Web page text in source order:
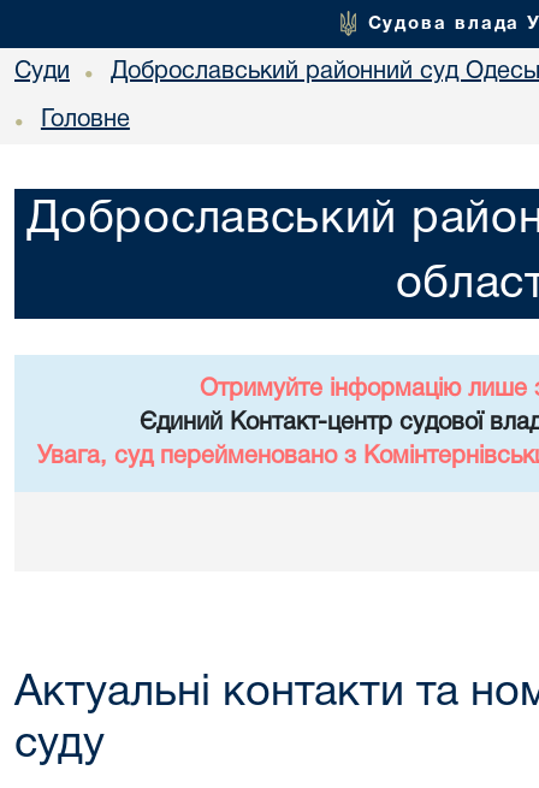
Судова влада
Суди • Доброславський районний суд
• Головне
Доброславський
Отримуйте інформацію лише
Єдиний Контакт-центр судової
Увага, суд перейменовано з
Актуальні контакти та
суду